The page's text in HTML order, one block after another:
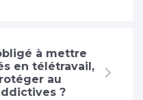
à mettre
en télétravail,
au
?